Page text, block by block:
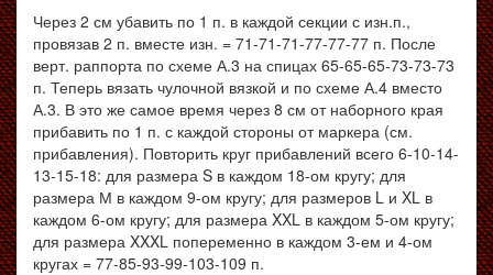
Через 2 см убавить по 1 п. в каждой секции с изн.п.,
провязав 2 п. вместе изн. = 71-71-71-77-77-77 п. После
верт. раппорта по схеме А.3 на спицах 65-65-65-73-73-73
п. Теперь вязать чулочной вязкой и по схеме А.4 вместо
А.3. В это же самое время через 8 см от наборного края
прибавить по 1 п. с каждой стороны от маркера (см.
прибавления). Повторить круг прибавлений всего 6-10-14-
13-15-18: для размера S в каждом 18-ом кругу; для
размера М в каждом 9-ом кругу; для размеров L и XL в
каждом 6-ом кругу; для размера XXL в каждом 5-ом кругу;
для размера XXXL попеременно в каждом 3-ем и 4-ом
кругах = 77-85-93-99-103-109 п.